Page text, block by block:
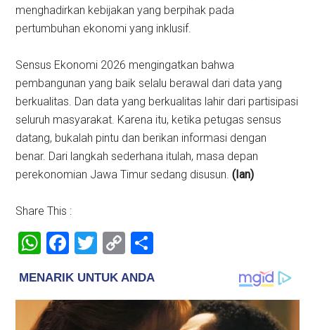
menghadirkan kebijakan yang berpihak pada
pertumbuhan ekonomi yang inklusif.
Sensus Ekonomi 2026 mengingatkan bahwa
pembangunan yang baik selalu berawal dari data yang
berkualitas. Dan data yang berkualitas lahir dari partisipasi
seluruh masyarakat. Karena itu, ketika petugas sensus
datang, bukalah pintu dan berikan informasi dengan
benar. Dari langkah sederhana itulah, masa depan
perekonomian Jawa Timur sedang disusun.(Ian)
Share This :
WhatsApp
Facebook
Twitter
Copy